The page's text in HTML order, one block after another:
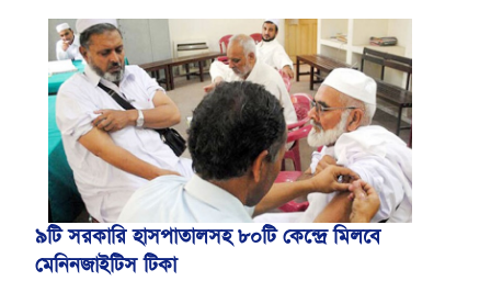
৯টি সরকারি হাসপাতালসহ ৮০টি কেন্দ্রে মিলবে
মেনিনজাইটিস টিকা